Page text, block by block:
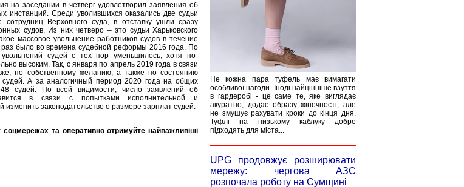
на заседании в четверг удовлетворил заявления об
инстанций. Среди уволившихся оказались две судьи
сотрудниц Верховного суда, в отставку ушли сразу
судов. Из них четверо – это судьи Харьковского
массовое увольнение работников судов в течение
раз было во времена судебной реформы 2016 года. По
увольнений судей с тех пор уменьшилось, хотя по-
высоким. Так, с января по апрель 2019 года в связи
по собственному желанию, а также по состоянию
судей. А за аналогичный период 2020 года на общих
48 судей. По всей видимости, число заявлений об
в связи с попытками исполнительной и
изменить законодательство о размере зарплат судей.
та оперативно отримуйте найважливіші
Не кожна пара туфель має вимагати
особливої нагоди. Іноді найцінніше взуття
в гардеробі - це саме те, яке виглядає
акуратно, додає образу жіночності, але
не змушує рахувати кроки до кінця дня.
Туфлі на низькому каблуку добре
підходять для міста...
UPG продовжує розширювати
мережу: чергова АЗС
розпочала роботу на Сумщині